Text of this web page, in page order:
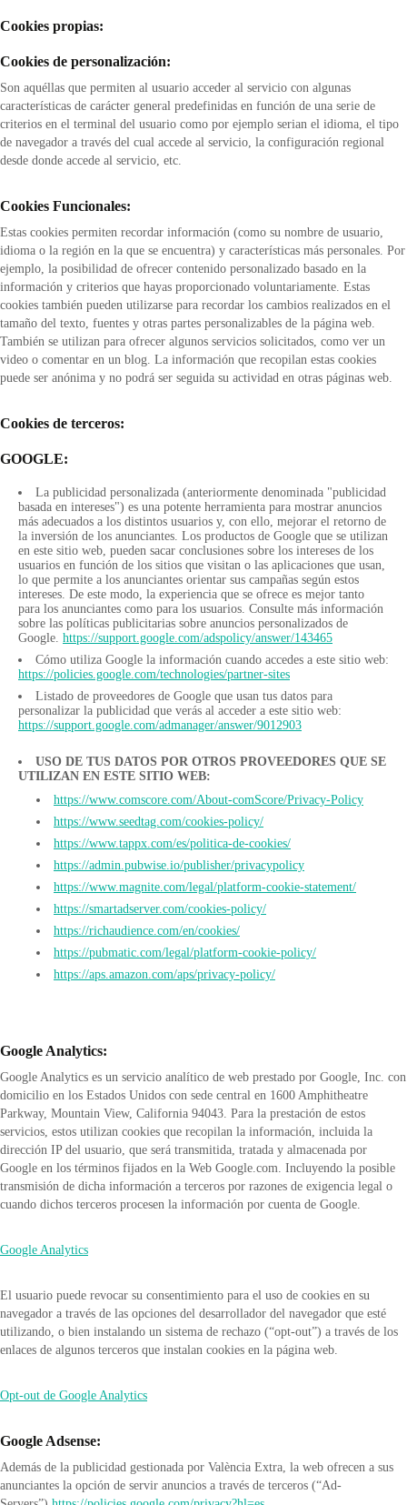
Cookies propias:
Cookies de personalización:
Son aquéllas que permiten al usuario acceder al servicio con algunas
características de carácter general predefinidas en función de una serie de
criterios en el terminal del usuario como por ejemplo serian el idioma, el tipo
de navegador a través del cual accede al servicio, la configuración regional
desde donde accede al servicio, etc.
Cookies Funcionales:
Estas cookies permiten recordar información (como su nombre de usuario,
idioma o la región en la que se encuentra) y características más personales. Por
ejemplo, la posibilidad de ofrecer contenido personalizado basado en la
información y criterios que hayas proporcionado voluntariamente. Estas
cookies también pueden utilizarse para recordar los cambios realizados en el
tamaño del texto, fuentes y otras partes personalizables de la página web.
También se utilizan para ofrecer algunos servicios solicitados, como ver un
video o comentar en un blog. La información que recopilan estas cookies
puede ser anónima y no podrá ser seguida su actividad en otras páginas web.
Cookies de terceros:
GOOGLE:
La publicidad personalizada (anteriormente denominada "publicidad
basada en intereses") es una potente herramienta para mostrar anuncios
más adecuados a los distintos usuarios y, con ello, mejorar el retorno de
la inversión de los anunciantes. Los productos de Google que se utilizan
en este sitio web, pueden sacar conclusiones sobre los intereses de los
usuarios en función de los sitios que visitan o las aplicaciones que usan,
lo que permite a los anunciantes orientar sus campañas según estos
intereses. De este modo, la experiencia que se ofrece es mejor tanto
para los anunciantes como para los usuarios. Consulte más información
sobre las políticas publicitarias sobre anuncios personalizados de
Google. https://support.google.com/adspolicy/answer/143465
Cómo utiliza Google la información cuando accedes a este sitio web:
https://policies.google.com/technologies/partner-sites​​​​​​​
Listado de proveedores de Google que usan tus datos para
personalizar la publicidad que verás al acceder a este sitio web:
https://support.google.com/admanager/answer/9012903
USO DE TUS DATOS POR OTROS PROVEEDORES QUE SE
UTILIZAN EN ESTE SITIO WEB:
https://www.comscore.com/About-comScore/Privacy-Policy
​https://www.seedtag.com/cookies-policy/
https://www.tappx.com/es/politica-de-cookies/
https://admin.pubwise.io/publisher/privacypolicy
https://www.magnite.com/legal/platform-cookie-statement/
https://smartadserver.com/cookies-policy/
https://richaudience.com/en/cookies/
https://pubmatic.com/legal/platform-cookie-policy/
https://aps.amazon.com/aps/privacy-policy/
Google Analytics:
Google Analytics es un servicio analítico de web prestado por Google, Inc. con
domicilio en los Estados Unidos con sede central en 1600 Amphitheatre
Parkway, Mountain View, California 94043. Para la prestación de estos
servicios, estos utilizan cookies que recopilan la información, incluida la
dirección IP del usuario, que será transmitida, tratada y almacenada por
Google en los términos fijados en la Web Google.com. Incluyendo la posible
transmisión de dicha información a terceros por razones de exigencia legal o
cuando dichos terceros procesen la información por cuenta de Google.
Google Analytics
El usuario puede revocar su consentimiento para el uso de cookies en su
navegador a través de las opciones del desarrollador del navegador que esté
utilizando, o bien instalando un sistema de rechazo (“opt-out”) a través de los
enlaces de algunos terceros que instalan cookies en la página web.
Opt-out de Google Analytics
Google Adsense:
Además de la publicidad gestionada por València Extra, la web ofrecen a sus
anunciantes la opción de servir anuncios a través de terceros (“Ad-